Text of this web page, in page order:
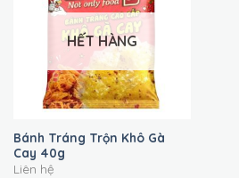
HẾT HÀNG
Bánh Tráng Trộn Khô Gà
Cay 40g
Liên hệ